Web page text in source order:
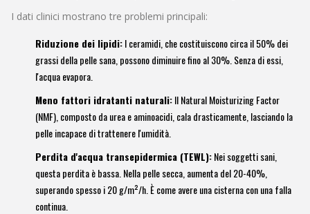
I dati clinici mostrano tre problemi principali:
Riduzione dei lipidi:I ceramidi, che costituiscono circa il 50% dei
grassi della pelle sana, possono diminuire fino al 30%. Senza di essi,
l'acqua evapora.
Meno fattori idratanti naturali:Il Natural Moisturizing Factor
(NMF), composto da urea e aminoacidi, cala drasticamente, lasciando la
pelle incapace di trattenere l'umidità.
Perdita d'acqua transepidermica (TEWL):Nei soggetti sani,
questa perdita è bassa. Nella pelle secca, aumenta del 20-40%,
superando spesso i 20 g/m²/h. È come avere una cisterna con una falla
continua.